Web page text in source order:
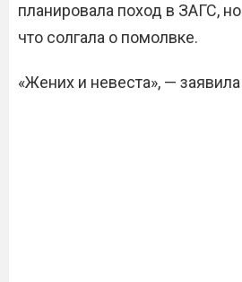
планировала поход в ЗАГС,
что солгала о помолвке.
«Жених и невеста», —